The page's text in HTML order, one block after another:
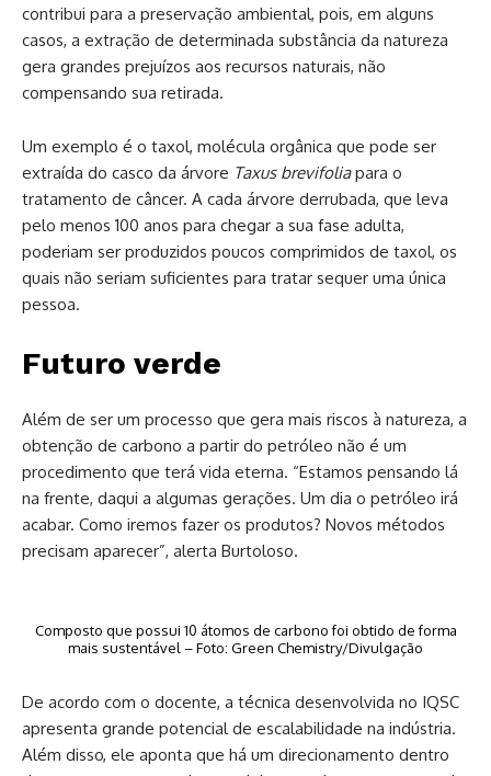
contribui para a preservação ambiental, pois, em alguns
casos, a extração de determinada substância da natureza
gera grandes prejuízos aos recursos naturais, não
compensando sua retirada.
Um exemplo é o taxol, molécula orgânica que pode ser
extraída do casco da árvore Taxus brevifoliapara o
tratamento de câncer. A cada árvore derrubada, que leva
pelo menos 100 anos para chegar a sua fase adulta,
poderiam ser produzidos poucos comprimidos de taxol, os
quais não seriam suficientes para tratar sequer uma única
pessoa.
Futuro verde
Além de ser um processo que gera mais riscos à natureza, a
obtenção de carbono a partir do petróleo não é um
procedimento que terá vida eterna. “Estamos pensando lá
na frente, daqui a algumas gerações. Um dia o petróleo irá
acabar. Como iremos fazer os produtos? Novos métodos
precisam aparecer”, alerta Burtoloso.
Composto que possui 10 átomos de carbono foi obtido de forma
mais sustentável – Foto: Green Chemistry/Divulgação
De acordo com o docente, a técnica desenvolvida no IQSC
apresenta grande potencial de escalabilidade na indústria.
Além disso, ele aponta que há um direcionamento dentro